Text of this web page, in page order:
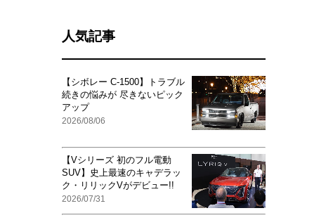
人気記事
【シボレー C-1500】トラブル
続きの悩みが 尽きないピック
アップ
2026/08/06
【Vシリーズ 初のフル電動
SUV】史上最速のキャデラッ
ク・リリックVがデビュー!!
2026/07/31